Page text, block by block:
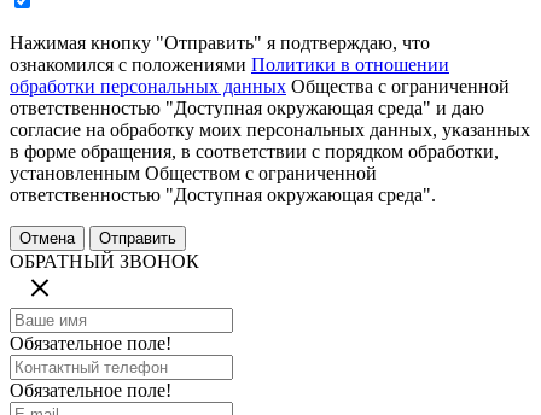
Нажимая кнопку "Отправить" я подтверждаю, что
ознакомился с положениями Политики в отношении
обработки персональных данных Общества с ограниченной
ответственностью "Доступная окружающая среда" и даю
согласие на обработку моих персональных данных, указанных
в форме обращения, в соответствии с порядком обработки,
установленным Обществом с ограниченной
ответственностью "Доступная окружающая среда".
ОБРАТНЫЙ ЗВОНОК
Обязательное поле!
Обязательное поле!